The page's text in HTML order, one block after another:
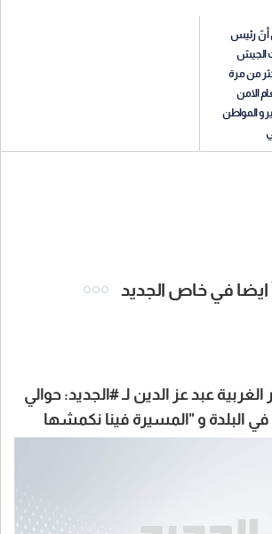
أنّ رئيس
الجيش
من مرة
الامن
المواطن
ايضا في خاص الجديد
عبد عز الدين لـ #الجديد: حوالي
في البلدة و "المسيرة فينا نكمشها